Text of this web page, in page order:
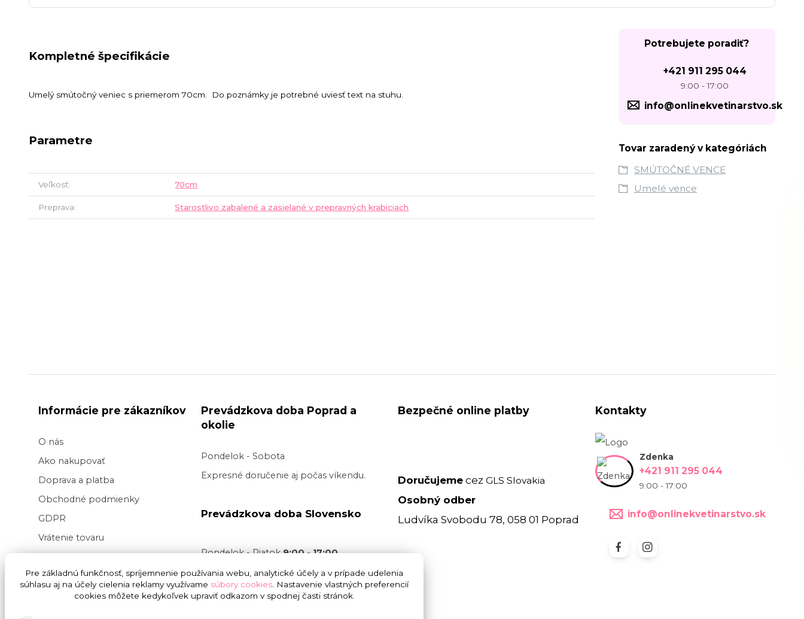
Kompletné špecifikácie
Umelý smútočný veniec s priemerom 70cm. Do poznámky je potrebné uviesť text na stuhu.
Parametre
Veľkosť 70cm
Preprava Starostlivo zabalené a zasielané v prepravných krabiciach
Potrebujete poradiť?
+421 911 295 044
9:00 - 17:00
info@onlinekvetinarstvo.sk
Tovar zaradený v kategóriách
SMÚTOČNÉ VENCE
Umelé vence
Informácie pre zákazníkov
O nás
Ako nakupovať
Doprava a platba
Obchodné podmienky
GDPR
Vrátenie tovaru
Veľkoobchod kvetov
Blog
Svadba na kľúč
Prevádzkova doba Poprad a
okolie
Pondelok - Sobota
Expresné doručenie aj počas víkendu.
Prevádzkova doba Slovensko
Pondelok - Piatok9:00 - 17:00
Doručenie v pracovný deň je realizované
v čase9:00 do 17:00bez garancie
Bezpečné online platby
Doručujeme cezGLS Slovakia
Osobný odber
Ludvíka Svobodu 78, 058 01 Poprad
Kontakty
Zdenka
+421 911 295 044
9:00 - 17:00
info@onlinekvetinarstvo.sk
Pre základnú funkčnosť, spríjemnenie používania webu, analytické účely a v prípade udelenia
súhlasu aj na účely cielenia reklamy využívame súbory cookies . Nastavenie vlastných preferencií
cookies môžete kedykoľvek upraviť odkazom v spodnej časti stránok.